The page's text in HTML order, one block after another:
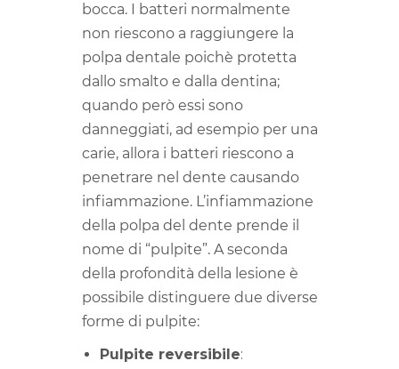
bocca. I batteri normalmente
non riescono a raggiungere la
polpa dentale poichè protetta
dallo smalto e dalla dentina;
quando però essi sono
danneggiati, ad esempio per una
carie, allora i batteri riescono a
penetrare nel dente causando
infiammazione. L’infiammazione
della polpa del dente prende il
nome di “pulpite”. A seconda
della profondità della lesione è
possibile distinguere due diverse
forme di pulpite:
Pulpite reversibile: